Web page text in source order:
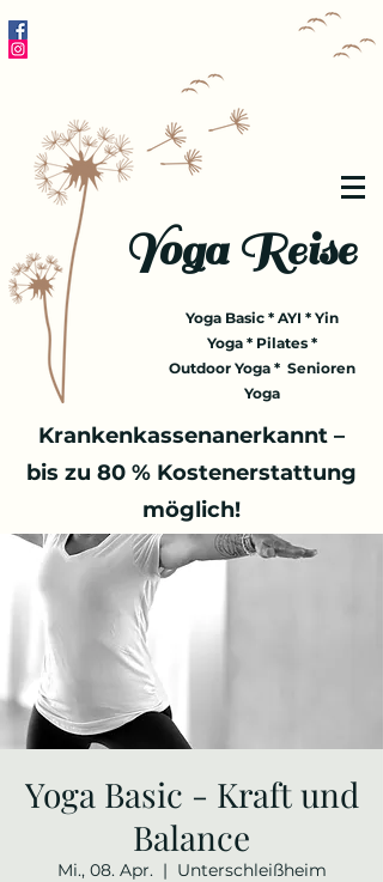
Yoga Reise
Yoga Basic * AYI * Yin
Yoga * Pilates *
Outdoor Yoga * Senioren
Yoga
Krankenkassenanerkannt –
bis zu 80 % Kostenerstattung
möglich!
Yoga Basic - Kraft und
Balance
Mi., 08. Apr.
  |
Unterschleißheim